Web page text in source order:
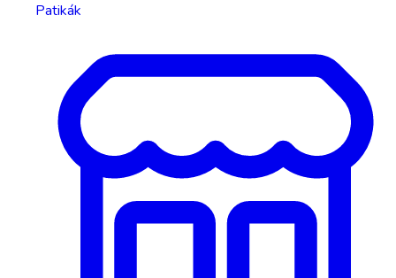
Patikák